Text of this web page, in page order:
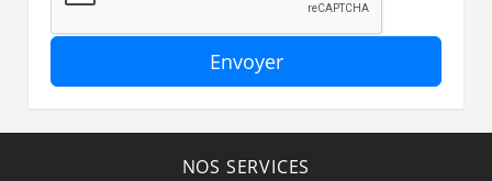
Envoyer
NOS SERVICES